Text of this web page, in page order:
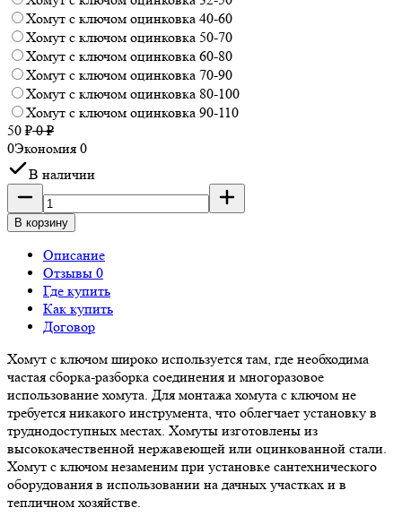
Хомут с ключом оцинковка 40-60
Хомут с ключом оцинковка 50-70
Хомут с ключом оцинковка 60-80
Хомут с ключом оцинковка 70-90
Хомут с ключом оцинковка 80-100
Хомут с ключом оцинковка 90-110
50 ₽0₽
0Экономия 0
В наличии
В корзину
Описание
Отзывы 0
Где купить
Как купить
Договор
Хомут с ключом широко используется там, где необходима
частая сборка-разборка соединения и многоразовое
использование хомута. Для монтажа хомута с ключом не
требуется никакого инструмента, что облегчает установку в
труднодоступных местах. Хомуты изготовлены из
высококачественной нержавеющей или оцинкованной стали.
Хомут с ключом незаменим при установке сантехнического
оборудования в использовании на дачных участках и в
тепличном хозяйстве.